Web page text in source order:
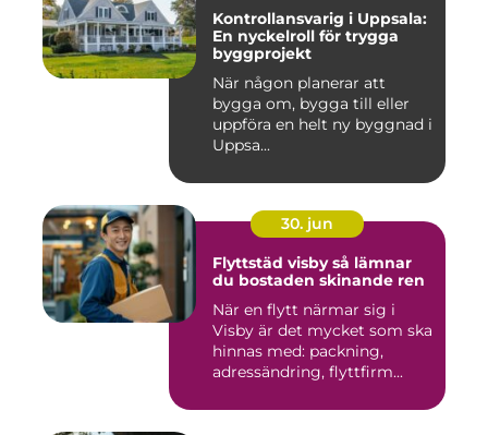
Kontrollansvarig i Uppsala:
En nyckelroll för trygga
byggprojekt
När någon planerar att
bygga om, bygga till eller
uppföra en helt ny byggnad i
Uppsa...
30. jun
Flyttstäd visby så lämnar
du bostaden skinande ren
När en flytt närmar sig i
Visby är det mycket som ska
hinnas med: packning,
adressändring, flyttfirm...